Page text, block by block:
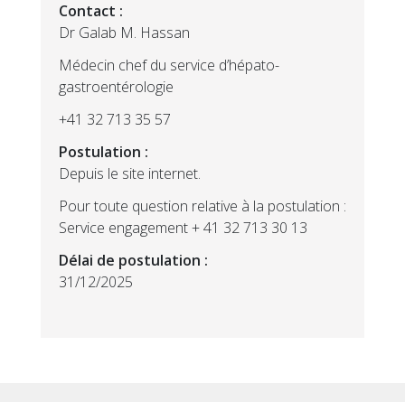
Contact :
Dr Galab M. Hassan
Médecin chef du service d’hépato-
gastroentérologie
+41 32 713 35 57
Postulation :
Depuis le site internet.
Pour toute question relative à la postulation :
Service engagement + 41 32 713 30 13
Délai de postulation :
31/12/2025